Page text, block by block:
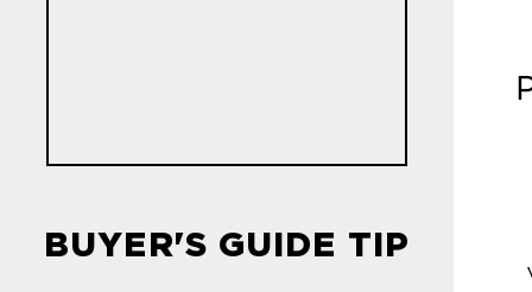
BUYER'S GUIDE TIP